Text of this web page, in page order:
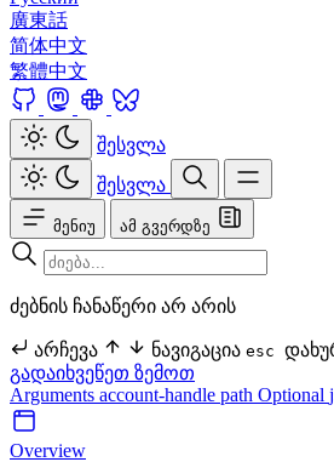
廣東話
简体中文
繁體中文
შესვლა
შესვლა
მენიუ ამ გვერდზე
ძებნის ჩანაწერი არ არის
არჩევა ნავიგაცია esc
გადაიხვეწეთ ზემოთ
Arguments account-handle path Optional
Overview